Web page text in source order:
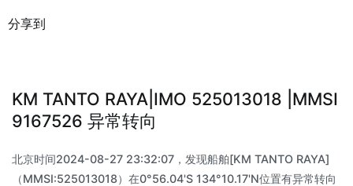
分享到
KM TANTO RAYA|IMO 525013018 |MMSI
9167526 异常转向
北京时间2024-08-27 23:32:07，发现船舶[KM TANTO RAYA]
（MMSI:525013018）在0°56.04'S 134°10.17'N位置有异常转向